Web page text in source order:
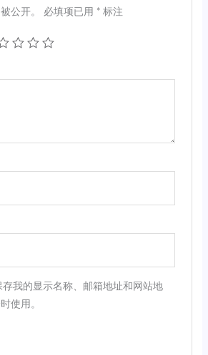
公开。 必填项已用 *标注
我的显示名称、邮箱地址和网站地
使用。